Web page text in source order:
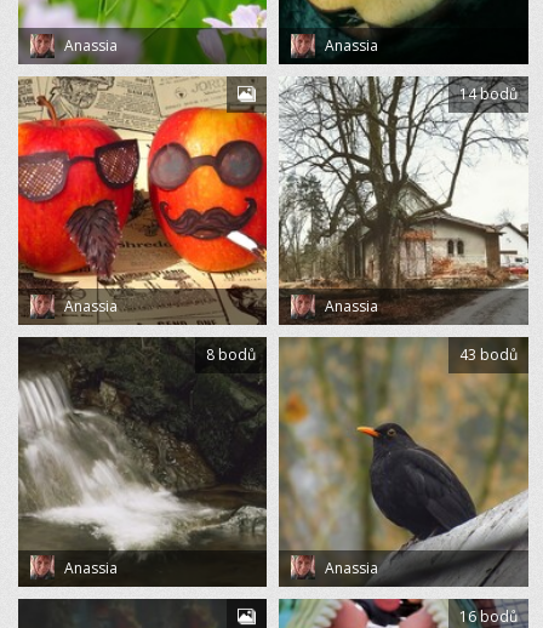
Anassia Anassia
Anassia Anassia
14 bodů
Anassia
8 bodů
Anassia
43 bodů
16 bodů